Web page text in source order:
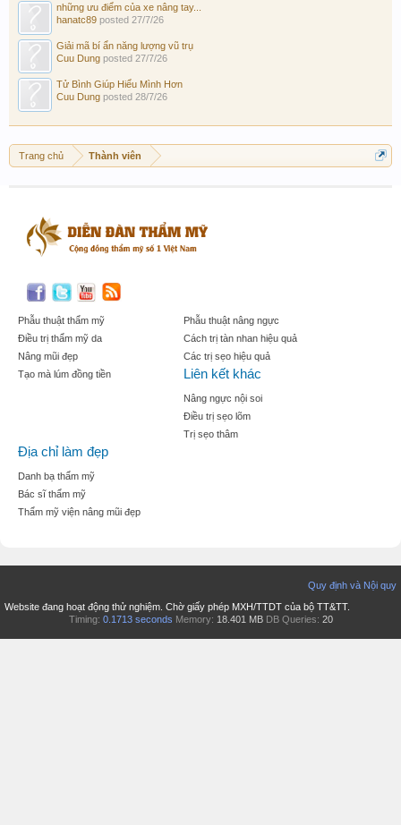
những ưu điểm của xe nâng tay...
hanatc89 posted 27/7/26
Giải mã bí ẩn năng lượng vũ trụ
Cuu Dung posted 27/7/26
Tử Bình Giúp Hiểu Mình Hơn
Cuu Dung posted 28/7/26
Trang chủ Thành viên
Phẫu thuật thẩm mỹ
Điều trị thẩm mỹ da
Nâng mũi đẹp
Tạo mà lúm đồng tiền
Phẫu thuật nâng ngực
Cách trị tàn nhan hiệu quả
Các trị sẹo hiệu quả
Liên kết khác
Nâng ngực nội soi
Điều trị sẹo lõm
Trị sẹo thâm
Địa chỉ làm đẹp
Danh bạ thẩm mỹ
Bác sĩ thẩm mỹ
Thẩm mỹ viện nâng mũi đẹp
Quy định và Nội quy
Website đang hoạt động thử nghiệm. Chờ giấy phép MXH/TTDT của bộ TT&TT.
Timing: 0.1713 seconds Memory: 18.401 MB DB Queries: 20